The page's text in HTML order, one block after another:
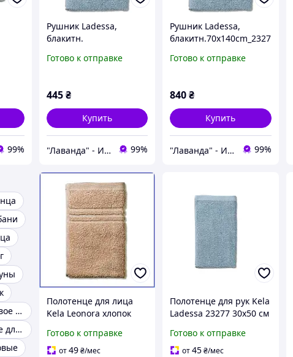
99%
Рушник Ladessa,
блакитн.
Готово к отправке
445₴
Купить
"Лаванда" - Интернет-магазин 99%
Рушник Ladessa,
блакитн.70x140cm_2327
Готово к отправке
840₴
Купить
"Лаванда" - Интернет-магазин 99%
Полотенце махровое 70х140
Банное полотенце для мужчин
Полотенце для лица
Kela Leonora хлопок
розовое мягкое
впитывающее
Готово к отправке
от49₴/мес
Полотенце для рук Kela
Ladessa 23277 30х50 см
Готово к отправке
от45₴/мес